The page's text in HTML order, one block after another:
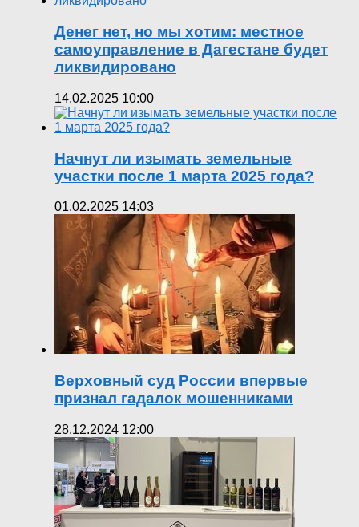
Денег нет, но мы хотим: местное
самоуправление в Дагестане будет
ликвидировано
14.02.2025 10:00
Начнут ли изымать земельные
участки после 1 марта 2025 года?
01.02.2025 14:03
Верховный суд России впервые
признал гадалок мошенниками
28.12.2024 12:00